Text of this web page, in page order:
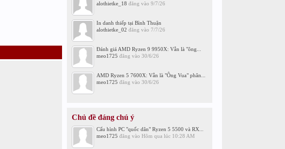
alothietke_18 đăng vào 9/7/26
In danh thiếp tại Bình Thuận
alothietke_02 đăng vào 7/7/26
Đánh giá AMD Ryzen 9 9950X: Vẫn là "ông...
meo1725 đăng vào 30/6/26
AMD Ryzen 5 7600X: Vẫn là "Ông Vua" phân...
meo1725 đăng vào 30/6/26
Chủ đề đáng chú ý
Cấu hình PC "quốc dân" Ryzen 5 5500 và RX...
meo1725 đăng vào Hôm qua lúc 10:28 AM